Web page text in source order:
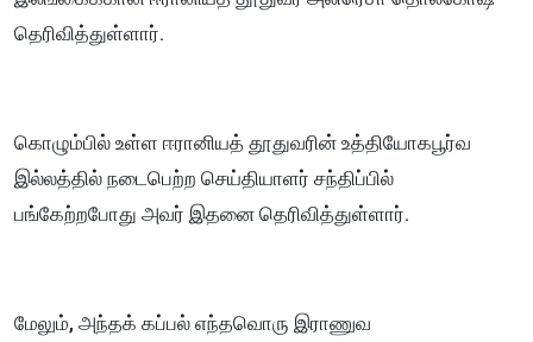
தெரிவித்துள்ளார்.
கொழும்பில் உள்ள ஈரானியத் தூதுவரின் உத்தியோகபூர்வ
இல்லத்தில் நடைபெற்ற செய்தியாளர் சந்திப்பில்
பங்கேற்றபோது அவர் இதனை தெரிவித்துள்ளார்.
மேலும், அந்தக் கப்பல் எந்தவொரு இராணுவ